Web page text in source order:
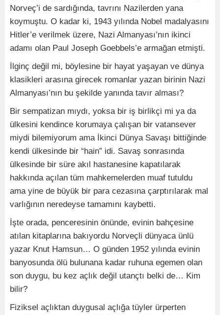
Norveç’i de sardığında, tavrını Nazilerden yana
koymuştu. O kadar ki, 1943 yılında Nobel madalyasını
Hitler’e verilmek üzere, Nazi Almanyası’nın ikinci
adamı olan Paul Joseph Goebbels’e armağan etmişti.
İlginç değil mi, böylesine bir hayat yaşayan ve dünya
klasikleri arasına girecek romanlar yazan birinin Nazi
Almanyası’nın bu şekilde yanında tavır alması?
Bir sempatizan mıydı, yoksa bir iş birlikçi mi ya da
ülkesini kendince korumaya çalışan bir vatansever
miydi bilemiyorum ama İkinci Dünya Savaşı bittiğinde
kendi ülkesinde bir “hain” idi. Savaş sonrasında
ülkesinde bir süre akıl hastanesine kapatılarak
hakkında açılan tüm mahkemelerden muaf tutuldu
ama yine de büyük bir para cezasına çarptırılarak mal
varlığının neredeyse tamamını kaybetti.
İşte orada, penceresinin önünde, evinin bahçesine
atılan kitaplarına bakıyordu Norveçli dünyaca ünlü
yazar Knut Hamsun… O günden 1952 yılında evinin
banyosunda ölü bulunana kadar ruhuna egemen olan
son duygu, bu kez açlık değil utançtı belki de… Kim
bilir?
Fiziksel açlıktan duygusal açlığa tüyler ürperten